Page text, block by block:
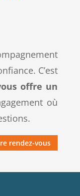
C’est
offre un
où
rendez-vous